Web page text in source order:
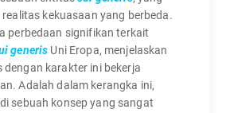
kekuasaan yang berbeda.
perbedaan signifikan terkait
generis Uni Eropa, menjelaskan
dengan karakter ini bekerja
Adalah dalam kerangka ini,
sebuah konsep yang sangat